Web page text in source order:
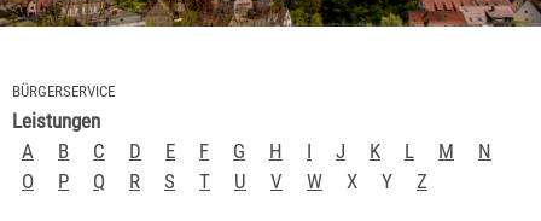
BÜRGERSERVICE
Leistungen
A
B C D E F G H I J K L M
N
O
P Q R S T U V W X Y Z